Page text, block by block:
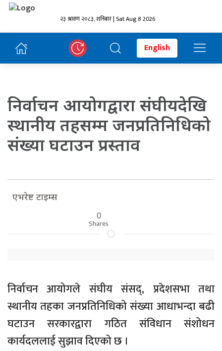
२३ श्रावण २०८३, शनिबार | Sat Aug 8 2026
English
निर्वाचन आयोगद्वारा संघीयदेखि
स्थानीय तहसम्म जनप्रतिनिधिको
संख्या घटाउन प्रस्ताव
एभरेष्ट टाइम्स
0
Shares
निर्वाचन आयोगले संघीय संसद्, प्रदेशसभा तथा
स्थानीय तहका जनप्रतिनिधिको संख्या आधाभन्दा बढी
घटाउन सरकारद्वारा गठित संविधान संशोधन
कार्यदललाई सुझाव दिएको छ ।